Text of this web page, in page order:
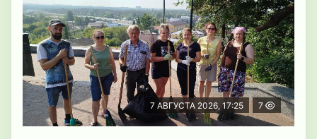
7 АВГУСТА 2026, 17:25 7